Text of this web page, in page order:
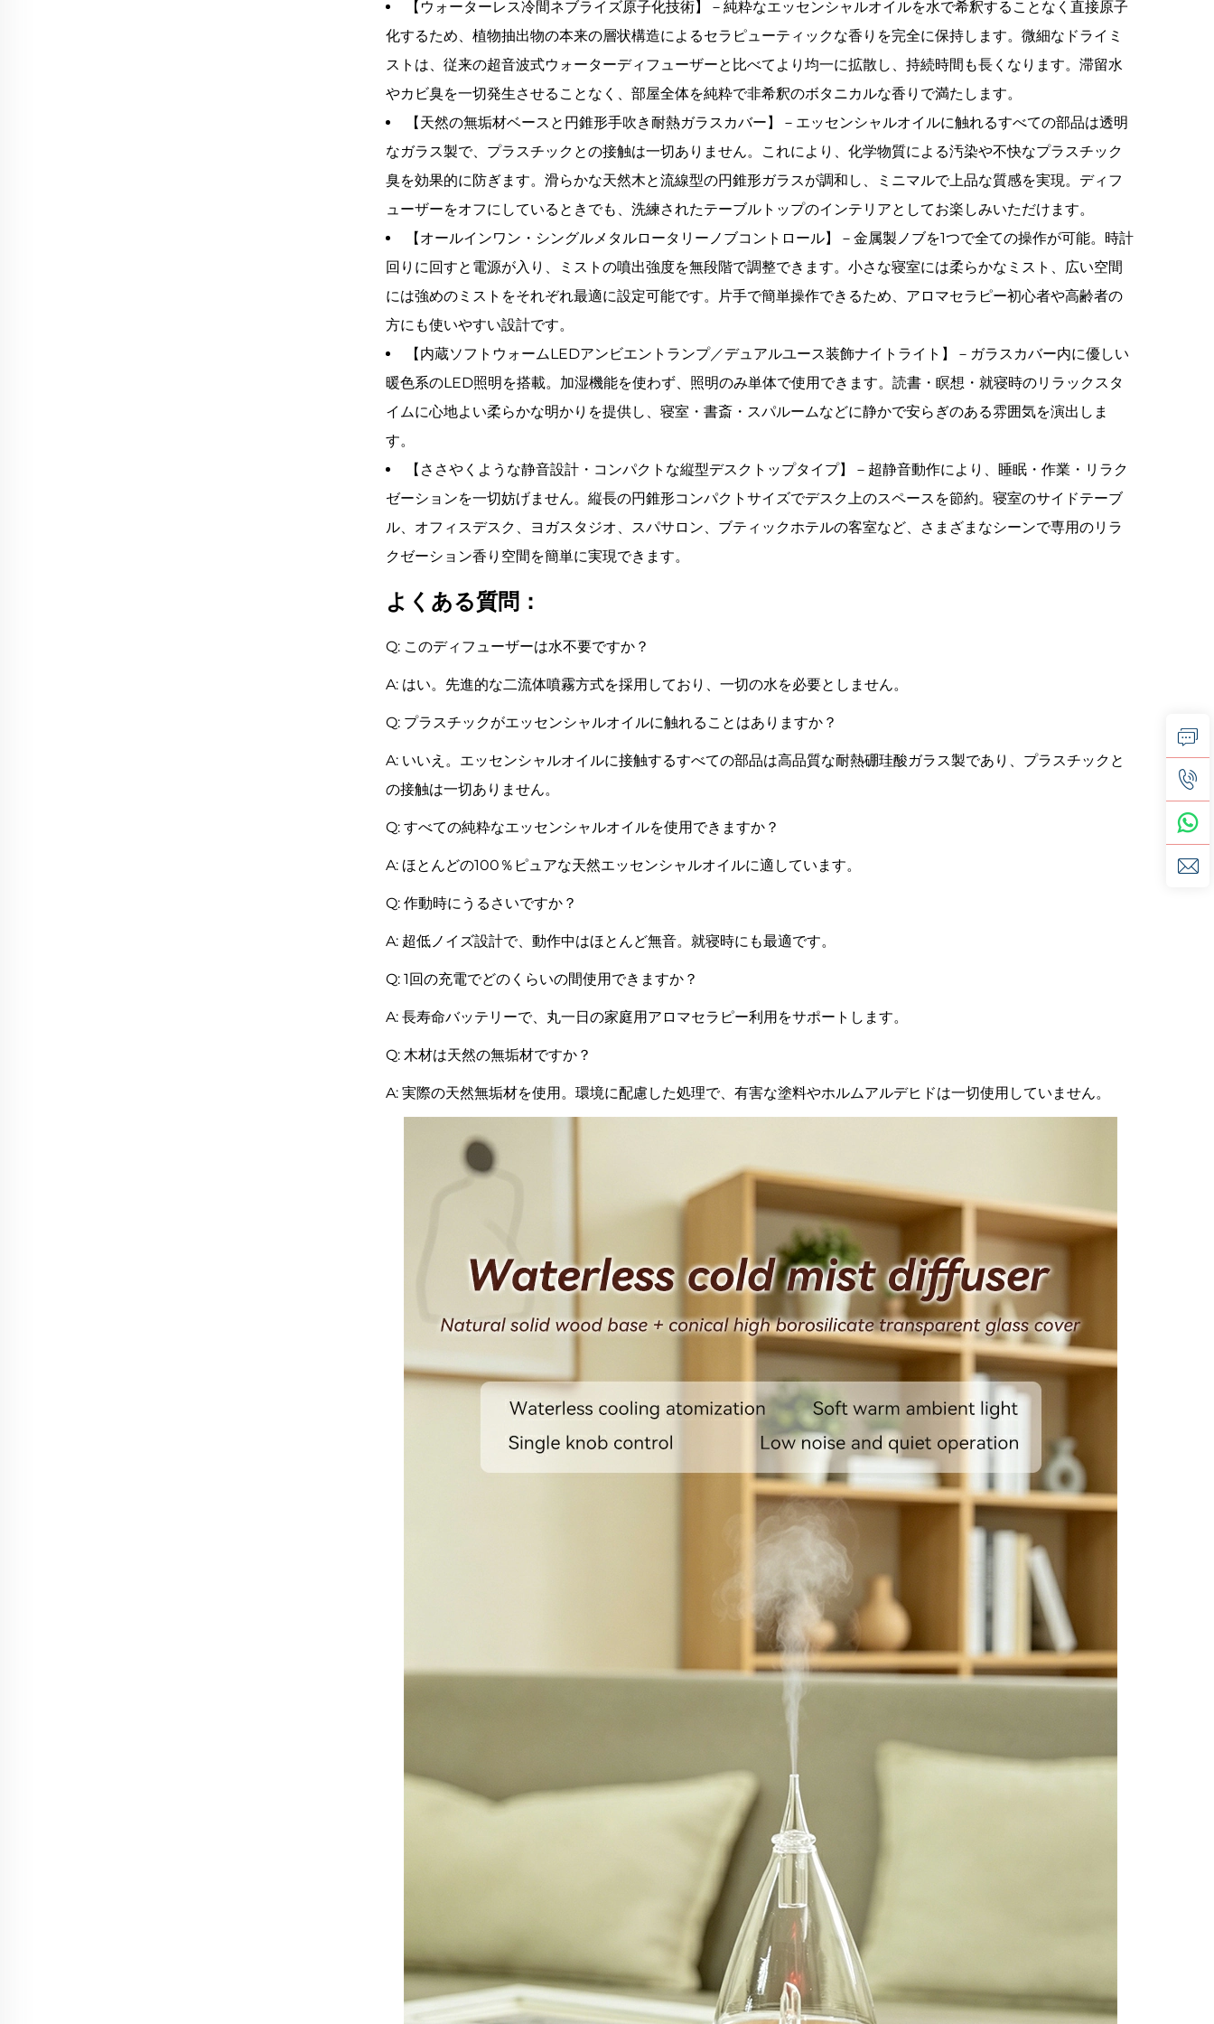
【ウォーターレス冷間ネブライズ原子化技術】－純粋なエッセンシャルオイルを水で希釈することなく直接原子
化するため、植物抽出物の本来の層状構造によるセラピューティックな香りを完全に保持します。微細なドライミ
ストは、従来の超音波式ウォーターディフューザーと比べてより均一に拡散し、持続時間も長くなります。滞留水
やカビ臭を一切発生させることなく、部屋全体を純粋で非希釈のボタニカルな香りで満たします。
【天然の無垢材ベースと円錐形手吹き耐熱ガラスカバー】－エッセンシャルオイルに触れるすべての部品は透明
なガラス製で、プラスチックとの接触は一切ありません。これにより、化学物質による汚染や不快なプラスチック
臭を効果的に防ぎます。滑らかな天然木と流線型の円錐形ガラスが調和し、ミニマルで上品な質感を実現。ディフ
ューザーをオフにしているときでも、洗練されたテーブルトップのインテリアとしてお楽しみいただけます。
【オールインワン・シングルメタルロータリーノブコントロール】－金属製ノブを1つで全ての操作が可能。時計
回りに回すと電源が入り、ミストの噴出強度を無段階で調整できます。小さな寝室には柔らかなミスト、広い空間
には強めのミストをそれぞれ最適に設定可能です。片手で簡単操作できるため、アロマセラピー初心者や高齢者の
方にも使いやすい設計です。
【内蔵ソフトウォームLEDアンビエントランプ／デュアルユース装飾ナイトライト】－ガラスカバー内に優しい
暖色系のLED照明を搭載。加湿機能を使わず、照明のみ単体で使用できます。読書・瞑想・就寝時のリラックスタ
イムに心地よい柔らかな明かりを提供し、寝室・書斎・スパルームなどに静かで安らぎのある雰囲気を演出しま
す。
【ささやくような静音設計・コンパクトな縦型デスクトップタイプ】－超静音動作により、睡眠・作業・リラク
ゼーションを一切妨げません。縦長の円錐形コンパクトサイズでデスク上のスペースを節約。寝室のサイドテーブ
ル、オフィスデスク、ヨガスタジオ、スパサロン、ブティックホテルの客室など、さまざまなシーンで専用のリラ
クゼーション香り空間を簡単に実現できます。
よくある質問：
Q: このディフューザーは水不要ですか？
A: はい。先進的な二流体噴霧方式を採用しており、一切の水を必要としません。
Q: プラスチックがエッセンシャルオイルに触れることはありますか？
A: いいえ。エッセンシャルオイルに接触するすべての部品は高品質な耐熱硼珪酸ガラス製であり、プラスチックと
の接触は一切ありません。
Q: すべての純粋なエッセンシャルオイルを使用できますか？
A: ほとんどの100％ピュアな天然エッセンシャルオイルに適しています。
Q: 作動時にうるさいですか？
A: 超低ノイズ設計で、動作中はほとんど無音。就寝時にも最適です。
Q: 1回の充電でどのくらいの間使用できますか？
A: 長寿命バッテリーで、丸一日の家庭用アロマセラピー利用をサポートします。
Q: 木材は天然の無垢材ですか？
A: 実際の天然無垢材を使用。環境に配慮した処理で、有害な塗料やホルムアルデヒドは一切使用していません。